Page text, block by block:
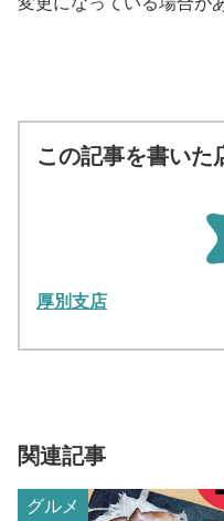
この記事を書いた
厚別支店
関連記事
グルメ